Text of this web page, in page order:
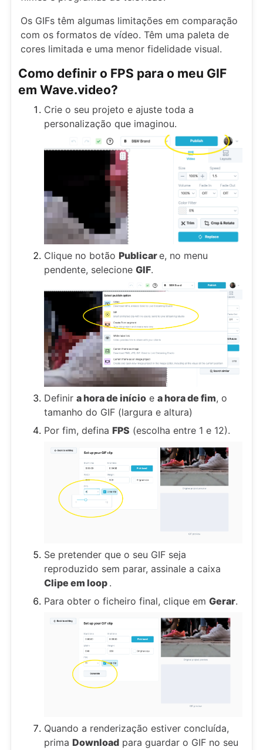
Os GIFs têm algumas limitações em comparação
com os formatos de vídeo. Têm uma paleta de
cores limitada e uma menor fidelidade visual.
Como definir o FPS para o meu GIF
em Wave.video?
Crie o seu projeto e ajuste toda a
personalização que imaginou.
Clique no botão Publicare, no menu
pendente, selecione GIF.
Definir a hora de início e a hora de fim, o
tamanho do GIF (largura e altura)
Por fim, defina FPS (escolha entre 1 e 12).
Se pretender que o seu GIF seja
reproduzido sem parar, assinale a caixa
Clipe em loop .
Para obter o ficheiro final, clique em Gerar.
Quando a renderização estiver concluída,
prima Download para guardar o GIF no seu